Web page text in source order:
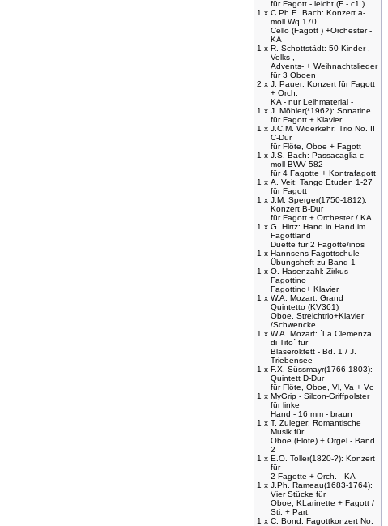
für Fagott - leicht (F - c1 )
1 x C.Ph.E. Bach: Konzert a-
moll Wq 170
Cello (Fagott ) +Orchester -
KA
1 x R. Schottstädt: 50 Kinder-,
Volks-,
Advents- + Weihnachtslieder
für 3 Oboen
2 x J. Pauer: Konzert für Fagott
+ Orch.
KA - nur Leihmaterial -
1 x J. Möhler(*1962): Sonatine
für Fagott + Klavier
1 x J.C.M. Widerkehr: Trio No. II
C-Dur
für Flöte, Oboe + Fagott
1 x J.S. Bach: Passacaglia c-
moll BWV 582
für 4 Fagotte + Kontrafagott
1 x A. Veit: Tango Etuden 1-27
für Fagott
1 x J.M. Sperger(1750-1812):
Konzert B-Dur
für Fagott + Orchester / KA
1 x G. Hirtz: Hand in Hand im
Fagottland
Duette für 2 Fagotte/inos
1 x Hannsens Fagottschule
Übungsheft zu Band 1
1 x O. Hasenzahl: Zirkus
Fagottino
Fagottino+ Klavier
1 x W.A. Mozart: Grand
Quintetto (KV361)
Oboe, Streichtrio+Klavier
/Schwencke
1 x W.A. Mozart: ´La Clemenza
di Tito´ für
Bläseroktett - Bd. 1 / J.
Triebensee
1 x F.X. Süssmayr(1766-1803):
Quintett D-Dur
für Flöte, Oboe, Vl, Va + Vc
1 x MyGrip - Silcon-Griffpolster
für linke
Hand - 16 mm - braun
1 x T. Zuleger: Romantische
Musik für
Oboe (Flöte) + Orgel - Band
2
1 x E.O. Toller(1820-?): Konzert
für
2 Fagotte + Orch. - KA
1 x J.Ph. Rameau(1683-1764):
Vier Stücke für
Oboe, KLarinette + Fagott /
Sti. + Part.
1 x C. Bond: Fagottkonzert No.